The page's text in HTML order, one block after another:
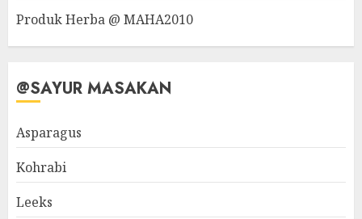
Produk Herba @ MAHA2010
@SAYUR MASAKAN
Asparagus
Kohrabi
Leeks